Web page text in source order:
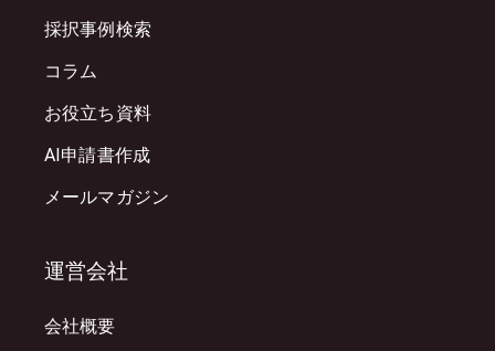
採択事例検索
コラム
お役立ち資料
AI申請書作成
メールマガジン
運営会社
会社概要